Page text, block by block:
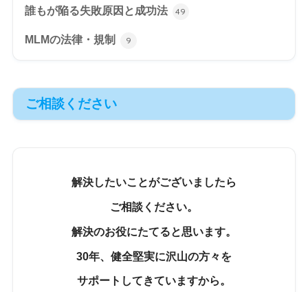
誰もが陥る失敗原因と成功法 49
MLMの法律・規制 9
ご相談ください
解決したいことがございましたら
ご相談ください。
解決のお役にたてると思います。
30年、健全堅実に沢山の方々を
サポートしてきていますから。